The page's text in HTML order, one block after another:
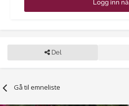
Logg inn nå
Del
Gå til emneliste